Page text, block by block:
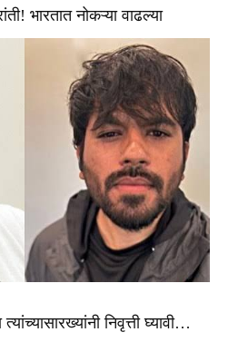
भारतात नोकऱ्या वाढल्या
निवृत्ती घ्यावी…